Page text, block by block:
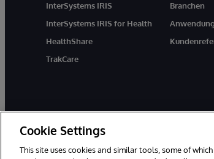
InterSystems IRIS
InterSystems IRIS for Health
HealthShare
TrakCare
Branchen
Cookie Settings
This site uses cookies and similar tools, some of